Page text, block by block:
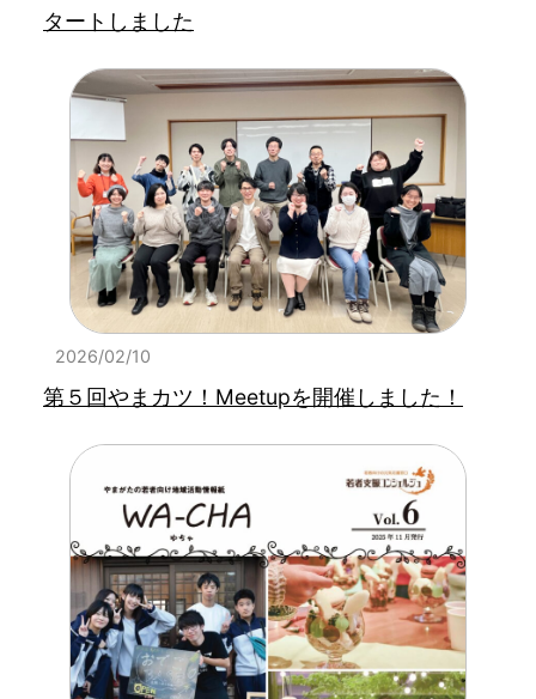
タートしました
2026/02/10
第５回やまカツ！Meetupを開催しました！